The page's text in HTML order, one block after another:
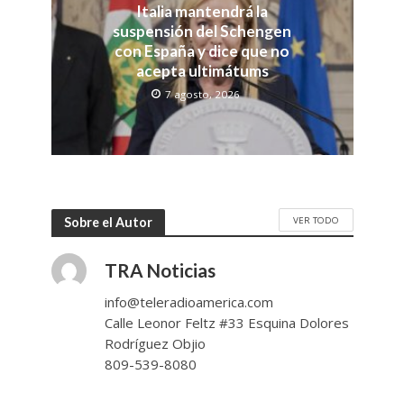
Italia mantendrá la
suspensión del Schengen
con España y dice que no
acepta ultimátums
7 agosto, 2026
Sobre el Autor VER TODO
TRA Noticias
info@teleradioamerica.com
Calle Leonor Feltz #33 Esquina Dolores
Rodríguez Objio
809-539-8080